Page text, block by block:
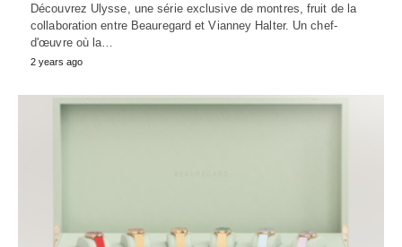
Découvrez Ulysse, une série exclusive de montres, fruit de la
collaboration entre Beauregard et Vianney Halter. Un chef-
d'œuvre où la…
2 years ago